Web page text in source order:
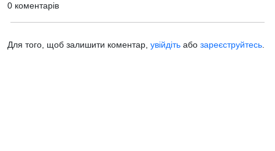
0 коментарів
Для того, щоб залишити коментар, увійдіть або зареєструйтесь